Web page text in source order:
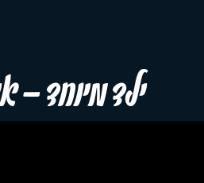
ילד מיוחד –